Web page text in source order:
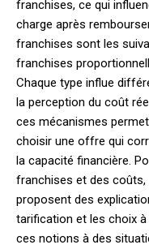
franchises, ce qui
charge après
franchises sont les
franchises
Chaque type influe
la perception du coût
ces mécanismes
choisir une offre qui
la capacité financière.
franchises et des
proposent des
tarification et les choix
ces notions à des